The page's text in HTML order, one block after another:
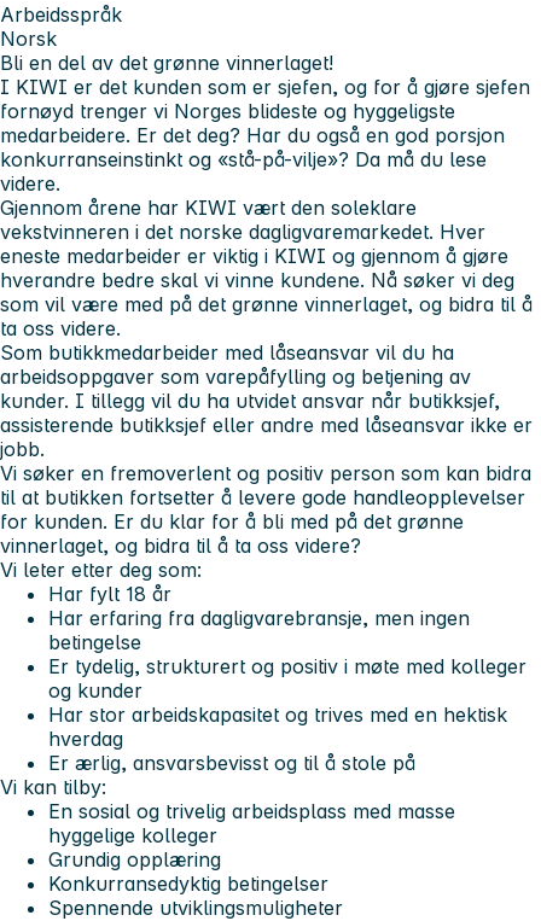
Arbeidsspråk
Norsk
Bli en del av det grønne vinnerlaget!
I KIWI er det kunden som er sjefen, og for å gjøre sjefen
fornøyd trenger vi Norges blideste og hyggeligste
medarbeidere. Er det deg? Har du også en god porsjon
konkurranseinstinkt og «stå-på-vilje»? Da må du lese
videre.
Gjennom årene har KIWI vært den soleklare
vekstvinneren i det norske dagligvaremarkedet. Hver
eneste medarbeider er viktig i KIWI og gjennom å gjøre
hverandre bedre skal vi vinne kundene. Nå søker vi deg
som vil være med på det grønne vinnerlaget, og bidra til å
ta oss videre.
Som butikkmedarbeider med låseansvar vil du ha
arbeidsoppgaver som varepåfylling og betjening av
kunder. I tillegg vil du ha utvidet ansvar når butikksjef,
assisterende butikksjef eller andre med låseansvar ikke er
jobb.
Vi søker en fremoverlent og positiv person som kan bidra
til at butikken fortsetter å levere gode handleopplevelser
for kunden. Er du klar for å bli med på det grønne
vinnerlaget, og bidra til å ta oss videre?
Vi leter etter deg som:
Har fylt 18 år
Har erfaring fra dagligvarebransje, men ingen
betingelse
Er tydelig, strukturert og positiv i møte med kolleger
og kunder
Har stor arbeidskapasitet og trives med en hektisk
hverdag
Er ærlig, ansvarsbevisst og til å stole på
Vi kan tilby:
En sosial og trivelig arbeidsplass med masse
hyggelige kolleger
Grundig opplæring
Konkurransedyktig betingelser
Spennende utviklingsmuligheter